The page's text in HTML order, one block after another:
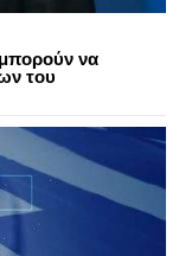
μπορούν να
του